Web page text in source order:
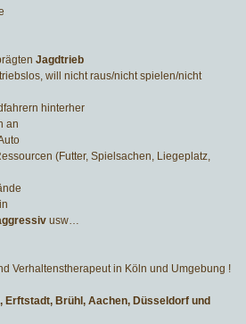
Jagdtrieb
will nicht raus/nicht spielen/nicht
hinterher
an
(Futter, Spielsachen, Liegeplatz,
usw…
Verhaltenstherapeut in Köln und Umgebung !
Erftstadt, Brühl, Aachen, Düsseldorf und